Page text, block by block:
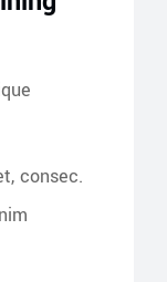
consec.